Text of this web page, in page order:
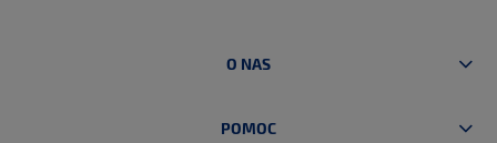
O NAS
POMOC